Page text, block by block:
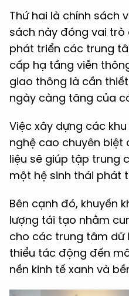
Thứ hai là chính sách
sách này đóng vai
phát triển các trung
cấp hạ tầng viễn
giao thông là cần
ngày càng tăng của
Việc xây dựng các
nghệ cao chuyên
liệu sẽ giúp tập trung
một hệ sinh thái phát
Bên cạnh đó, khuyến
lượng tái tạo nhằm
cho các trung tâm dữ
thiểu tác động đến
nền kinh tế xanh và